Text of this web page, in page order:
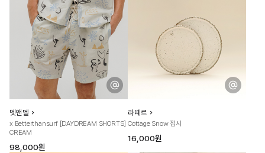
멧앤멜
x Betterthansurf [DAYDREAM SHORTS]
CREAM
98,000원
라떼르
Cottage Snow 접시
16,000원